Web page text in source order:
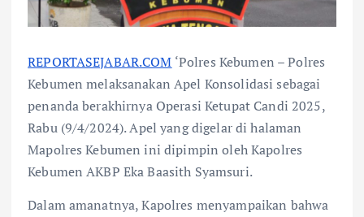
REPORTASEJABAR.COM ‘Polres Kebumen – Polres
Kebumen melaksanakan Apel Konsolidasi sebagai
penanda berakhirnya Operasi Ketupat Candi 2025,
Rabu (9/4/2024). Apel yang digelar di halaman
Mapolres Kebumen ini dipimpin oleh Kapolres
Kebumen AKBP Eka Baasith Syamsuri.
Dalam amanatnya, Kapolres menyampaikan bahwa